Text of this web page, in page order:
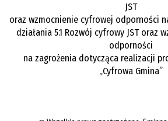
JST
oraz wzmocnienie cyfrowej odporności na
działania 5.1 Rozwój cyfrowy JST oraz
odporności
na zagrożenia dotycząca realizacji
„Cyfrowa Gmina”